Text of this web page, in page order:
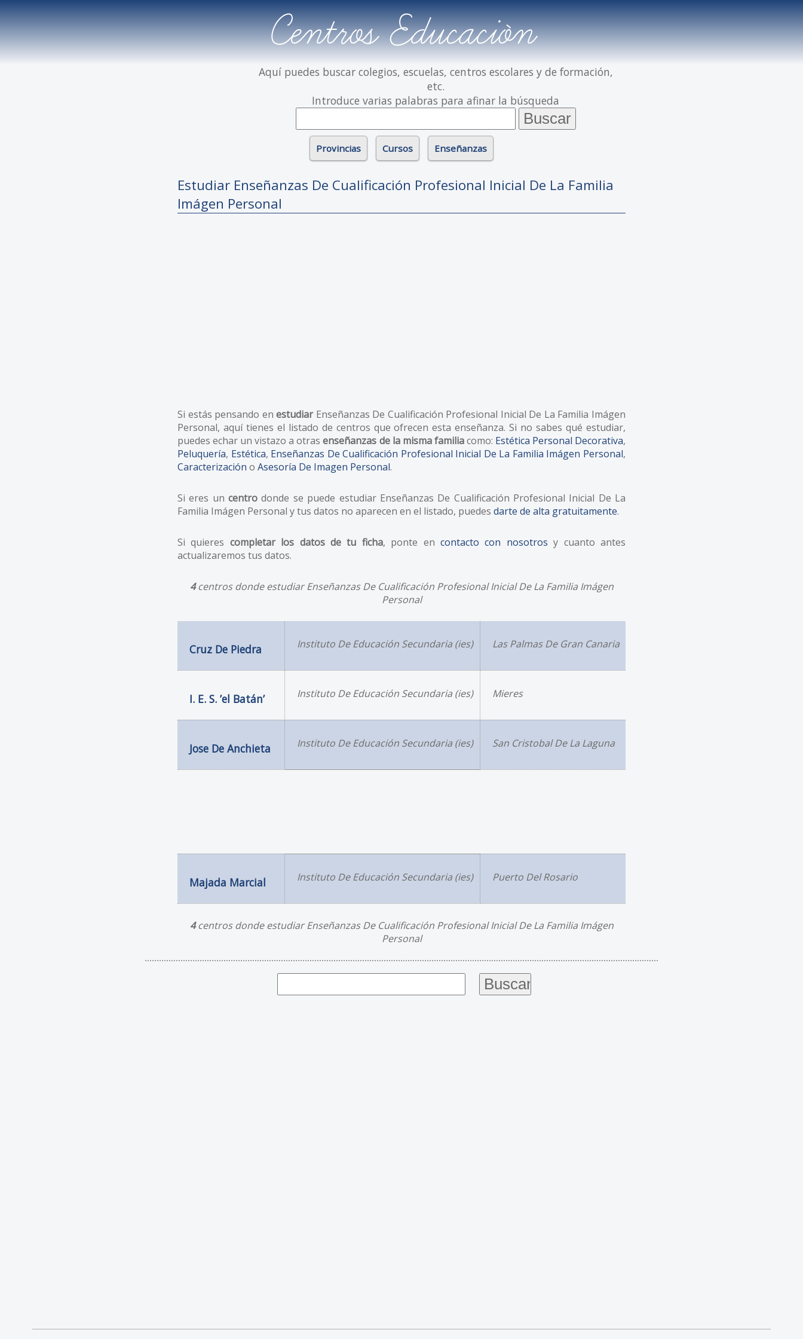
Centros Educación
Aquí puedes buscar colegios, escuelas, centros escolares y de formación,
etc.
Introduce varias palabras para afinar la búsqueda
Provincias Cursos Enseñanzas
Estudiar Enseñanzas De Cualificación Profesional Inicial De La Familia
Imágen Personal
Si estás pensando enestudiarEnseñanzas De Cualificación Profesional Inicial De La Familia Imágen
Personal, aquí tienes el listado de centros que ofrecen esta enseñanza. Si no sabes qué estudiar,
puedes echar un vistazo a otrasenseñanzas de la misma familiacomo: Estética Personal Decorativa,
Peluquería, Estética, Enseñanzas De Cualificación Profesional Inicial De La Familia Imágen Personal,
Caracterización o Asesoría De Imagen Personal.
Si eres uncentro donde se puede estudiar Enseñanzas De Cualificación Profesional Inicial De La
Familia Imágen Personal y tus datos no aparecen en el listado, puedes darte de alta gratuitamente.
Si quieres completar los datos de tu ficha, ponte encontacto con nosotros y cuanto antes
actualizaremos tus datos.
4centros donde estudiar Enseñanzas De Cualificación Profesional Inicial De La Familia Imágen
Personal
Cruz De Piedra Instituto De Educación Secundaria (ies) Las Palmas De Gran Canaria
I. E. S. ’el Batán’ Instituto De Educación Secundaria (ies) Mieres
Jose De Anchieta Instituto De Educación Secundaria (ies) San Cristobal De La Laguna
Majada Marcial Instituto De Educación Secundaria (ies) Puerto Del Rosario
4centros donde estudiar Enseñanzas De Cualificación Profesional Inicial De La Familia Imágen
Personal